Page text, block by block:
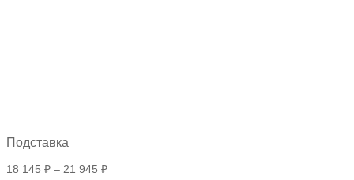
Подставка
18 145 ₽ – 21 945 ₽